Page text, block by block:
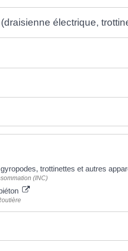
électrique,
trottinettes et autres
(INC)